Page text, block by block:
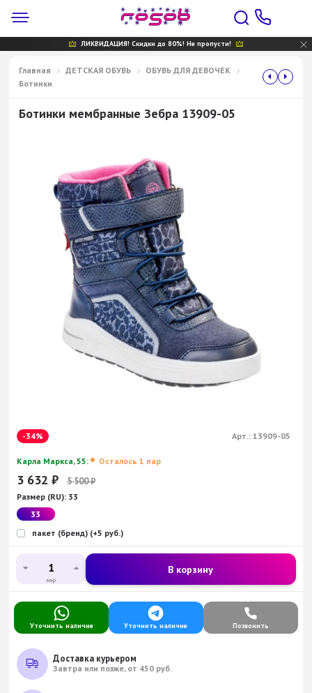
ЛИКВИДАЦИЯ! Скидки до 80%! Не пропусти!
Главная ДЕТСКАЯ ОБУВЬ
ОБУВЬ ДЛЯ ДЕВОЧЕК
Ботинки
Ботинки мембранные Зебра 13909-05
-34% Арт.: 13909-05
Карла Маркса, 55: Осталось 1 пар
3 632 ₽ 5 500₽
Размер (RU): 33
33
пакет (бренд) (+5 руб.)
пар
В корзину
Уточнить наличие Уточнить наличие Позвонить
Доставка курьером
Завтра или позже, от 450 руб.